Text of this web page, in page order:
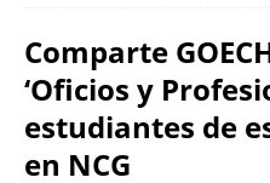
Comparte
‘Oficios y
estudiantes de
en NCG